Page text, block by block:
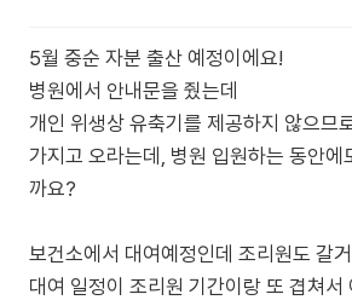
5월 중순 자분 출산 예정이에요!
병원에서 안내문을 줬는데
개인 위생상 유축기를 제공하지 않으므
가지고 오라는데, 병원 입원하는 동안에
까요?
보건소에서 대여예정인데 조리원도 갈
대여 일정이 조리원 기간이랑 또 겹쳐서